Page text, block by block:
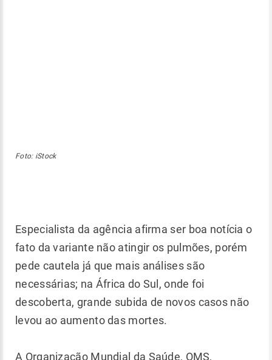
Foto: iStock
Especialista da agência afirma ser boa notícia o
fato da variante não atingir os pulmões, porém
pede cautela já que mais análises são
necessárias; na África do Sul, onde foi
descoberta, grande subida de novos casos não
levou ao aumento das mortes.
A Organização Mundial da Saúde, OMS,